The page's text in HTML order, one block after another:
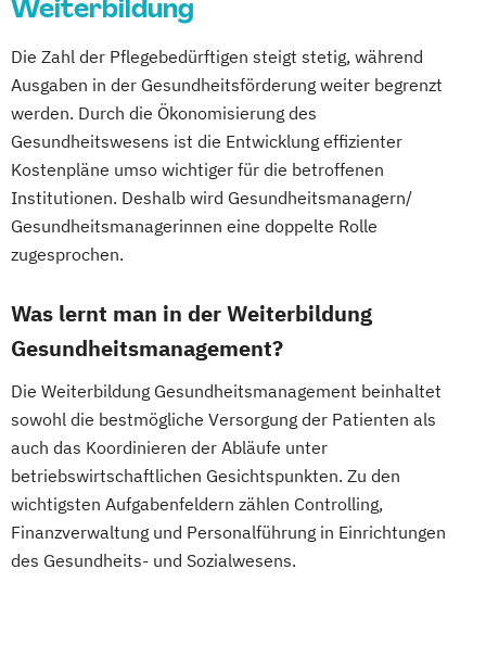
Life Coach Ausbildung Online
Massage Ausbildung
Mentaltrainer Ausbildung
Nordic Walking Trainer Ausbildung
Pilates Trainer Ausbildung
Seniorentrainer Ausbildung
Sportmassage Ausbildung
Yoga Trainer Ausbildung
Weiterbildung
Die Zahl der Pflegebedürftigen steigt stetig, während
Ausgaben in der Gesundheitsförderung weiter begrenzt
werden. Durch die Ökonomisierung des
Gesundheitswesens ist die Entwicklung effizienter
Kostenpläne umso wichtiger für die betroffenen
Institutionen. Deshalb wird Gesundheitsmanagern/
Gesundheitsmanagerinnen eine doppelte Rolle
zugesprochen.
Was lernt man in der Weiterbildung
Gesundheitsmanagement?
Die Weiterbildung Gesundheitsmanagement beinhaltet
sowohl die bestmögliche Versorgung der Patienten als
auch das Koordinieren der Abläufe unter
betriebswirtschaftlichen Gesichtspunkten. Zu den
wichtigsten Aufgabenfeldern zählen Controlling,
Finanzverwaltung und Personalführung in Einrichtungen
des Gesundheits- und Sozialwesens.